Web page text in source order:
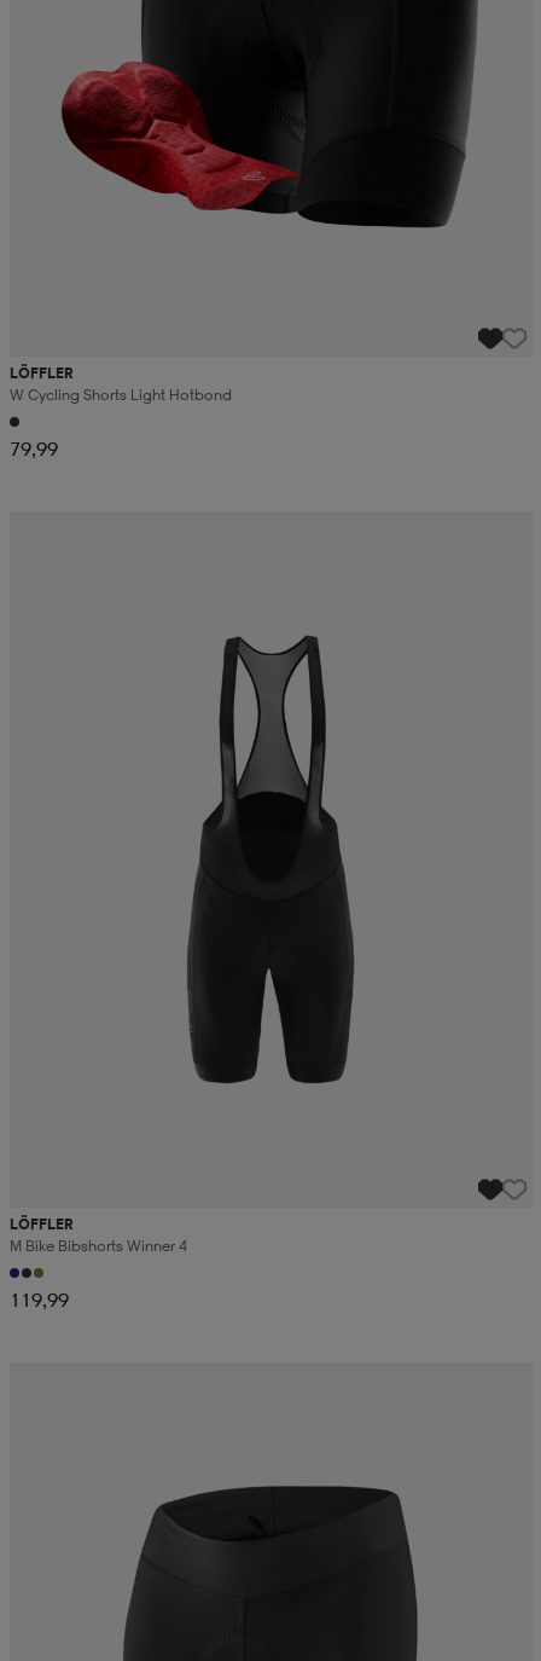
LÖFFLER
W Cycling Shorts Light Hotbond
79,99
LÖFFLER
M Bike Bibshorts Winner 4
119,99